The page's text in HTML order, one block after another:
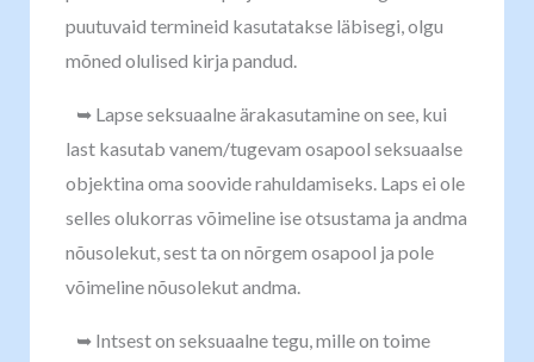
puutuvaid termineid kasutatakse läbisegi, olgu
mõned olulised kirja pandud.
➥ Lapse seksuaalne ärakasutamine on see, kui
last kasutab vanem/tugevam osapool seksuaalse
objektina oma soovide rahuldamiseks. Laps ei ole
selles olukorras võimeline ise otsustama ja andma
nõusolekut, sest ta on nõrgem osapool ja pole
võimeline nõusolekut andma.
➥ Intsest on seksuaalne tegu, mille on toime